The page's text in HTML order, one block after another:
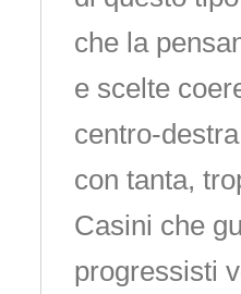
che la
e scelte
centro-
con tanta,
Casini che
progressisti